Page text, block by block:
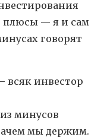
плюсы — я и сам
говорят
всяк инвестор
минусов
мы держим.